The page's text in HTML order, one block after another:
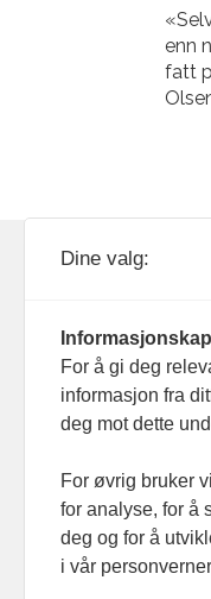
enn
fatt
093
Dine valg:
For å gi deg
informasjon fra
deg mot dette
For øvrig bruker
for analyse, for å
deg og for å
i vår